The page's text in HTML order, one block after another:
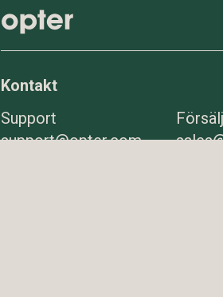
Kontakt
Support
support@opter.com